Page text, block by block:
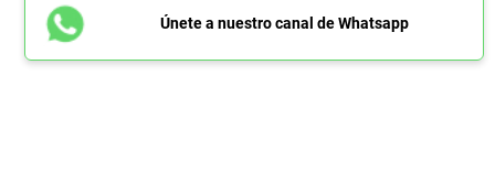
Únete a nuestro canal de Whatsapp